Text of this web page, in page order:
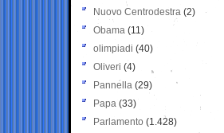
Nuovo Centrodestra (2)
Obama (11)
olimpiadi (40)
Oliveri (4)
Pannella (29)
Papa (33)
Parlamento (1.428)